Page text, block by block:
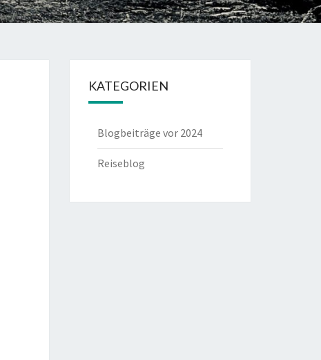
KATEGORIEN
Blogbeiträge vor 2024
Reiseblog